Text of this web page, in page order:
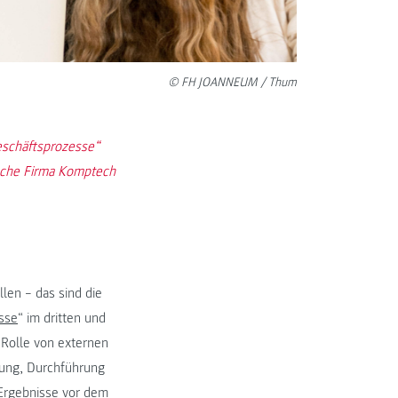
© FH JOANNEUM / Thum
Firma Komptech
– das sind die
“ im dritten und
von externen
Durchführung
vor dem